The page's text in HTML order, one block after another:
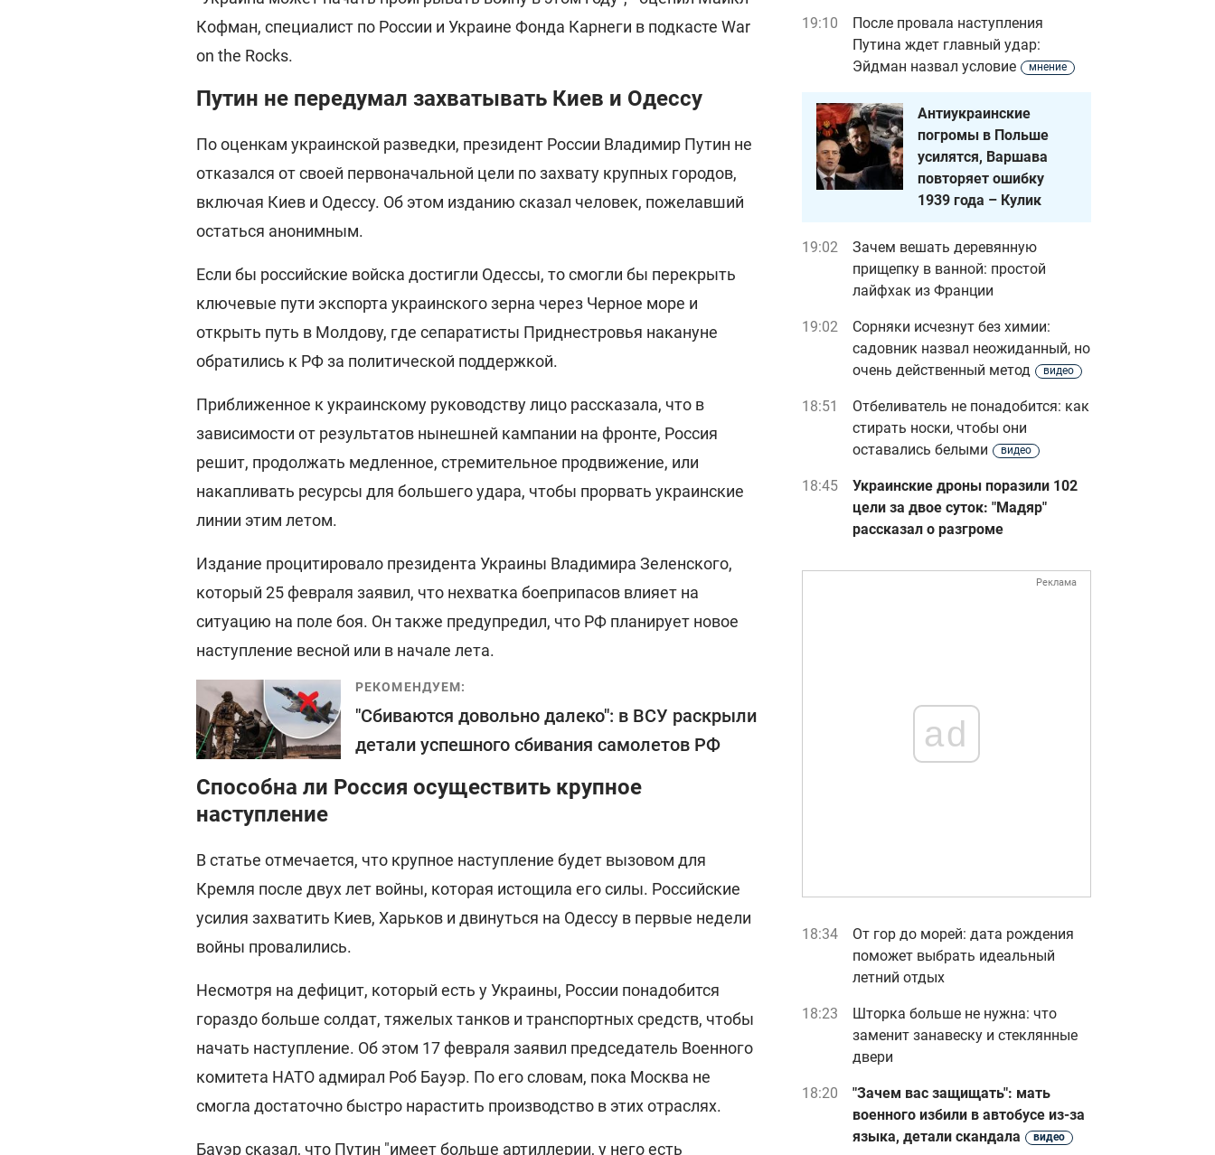
Кофман, специалист по России и Украине Фонда Карнеги в подкасте War
on the Rocks.
Путин не передумал захватывать Киев и Одессу
По оценкам украинской разведки, президент России Владимир Путин не
отказался от своей первоначальной цели по захвату крупных городов,
включая Киев и Одессу. Об этом изданию сказал человек, пожелавший
остаться анонимным.
Если бы российские войска достигли Одессы, то смогли бы перекрыть
ключевые пути экспорта украинского зерна через Черное море и
открыть путь в Молдову, где сепаратисты Приднестровья накануне
обратились к РФ за политической поддержкой.
Приближенное к украинскому руководству лицо рассказала, что в
зависимости от результатов нынешней кампании на фронте, Россия
решит, продолжать медленное, стремительное продвижение, или
накапливать ресурсы для большего удара, чтобы прорвать украинские
линии этим летом.
Издание процитировало президента Украины Владимира Зеленского,
который 25 февраля заявил, что нехватка боеприпасов влияет на
ситуацию на поле боя. Он также предупредил, что РФ планирует новое
наступление весной или в начале лета.
РЕКОМЕНДУЕМ:
"Сбиваются довольно далеко": в ВСУ раскрыли
детали успешного сбивания самолетов РФ
Способна ли Россия осуществить крупное
наступление
В статье отмечается, что крупное наступление будет вызовом для
Кремля после двух лет войны, которая истощила его силы. Российские
усилия захватить Киев, Харьков и двинуться на Одессу в первые недели
войны провалились.
Несмотря на дефицит, который есть у Украины, России понадобится
гораздо больше солдат, тяжелых танков и транспортных средств, чтобы
начать наступление. Об этом 17 февраля заявил председатель Военного
комитета НАТО адмирал Роб Бауэр. По его словам, пока Москва не
смогла достаточно быстро нарастить производство в этих отраслях.
Бауэр сказал, что Путин "имеет больше артиллерии, у него есть
19:10
После провала наступления
Путина ждет главный удар:
Эйдман назвал условие
мнение
Антиукраинские
погромы в Польше
усилятся, Варшава
повторяет ошибку
1939 года – Кулик
19:02
Зачем вешать деревянную
прищепку в ванной: простой
лайфхак из Франции
19:02
Сорняки исчезнут без химии:
садовник назвал неожиданный, но
очень действенный метод
видео
18:51
Отбеливатель не понадобится: как
стирать носки, чтобы они
оставались белыми
видео
18:45
Украинские дроны поразили 102
цели за двое суток: "Мадяр"
рассказал о разгроме
Реклама
ad
18:34
От гор до морей: дата рождения
поможет выбрать идеальный
летний отдых
18:23
Шторка больше не нужна: что
заменит занавеску и стеклянные
двери
18:20
"Зачем вас защищать": мать
военного избили в автобусе из-за
языка, детали скандала
видео